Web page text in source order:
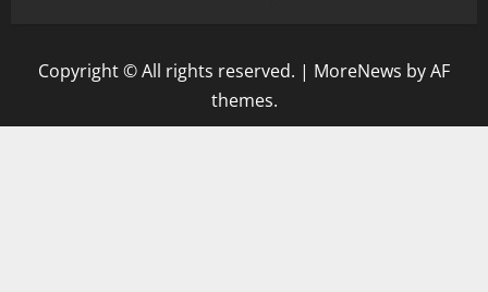
Copyright © All rights reserved. | MoreNews by AF
themes.